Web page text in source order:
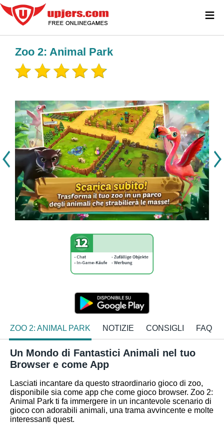
Zoo 2: Animal Park
ZOO 2: ANIMAL PARK NOTIZIE CONSIGLI FAQ
Un Mondo di Fantastici Animali nel tuo
Browser e come App
Lasciati incantare da questo straordinario gioco di zoo,
disponibile sia come app che come gioco browser. Zoo 2:
Animal Park ti fa immergere in un incantevole scenario di
gioco con adorabili animali, una trama avvincente e molte
interessanti quest.
≡